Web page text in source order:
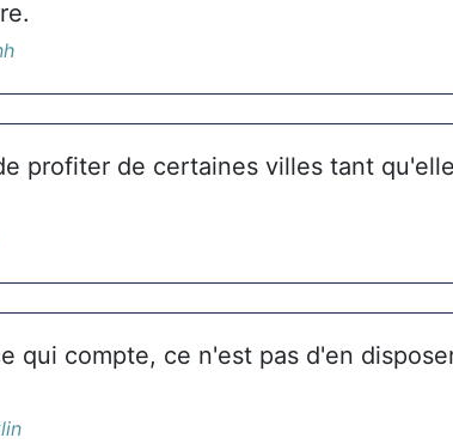
profiter de certaines villes tant
qui compte, ce n'est pas d'en